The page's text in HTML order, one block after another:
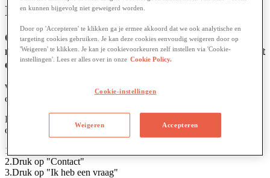
Ik heb mijn factuur nog niet ontvangen?
Ontdek wat je kunt doen als je jouw factuur nog
niet hebt ontvangen en hoe je het probleem snel kunt
oplossen.
Wij normaliter maandelijks
omstandigheden
Indien
ons
EasyWaste.
1
2.Druk op "Contact"
3.Druk op "Ik heb een vraag"
en kunnen bijgevolg niet geweigerd worden.
Door op 'Accepteren' te klikken ga je ermee akkoord dat we ook analytische en
targeting cookies gebruiken. Je kan deze cookies eenvoudig weigeren door op
'Weigeren' te klikken. Je kan je cookievoorkeuren zelf instellen via 'Cookie-
instellingen'. Lees er alles over in onze Cookie Policy.
Cookie-instellingen
Weigeren Accepteren